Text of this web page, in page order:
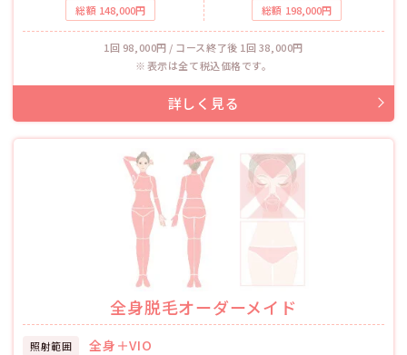
総額 148,000円
総額 198,000円
1回 98,000円 / コース終了後 1回 38,000円
表示は全て税込価格です。
全身脱毛オーダーメイド
照射範囲 全身＋VIO